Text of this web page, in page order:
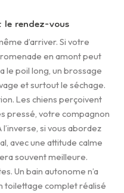
rendez-vous
d’arriver. Si votre
en amont peut
le poil long, un brossage
et surtout le séchage.
Les chiens perçoivent
pressé, votre compagnon
si vous abordez
avec une attitude calme
souvent meilleure.
Un bain autonome n’a
toilettage complet réalisé